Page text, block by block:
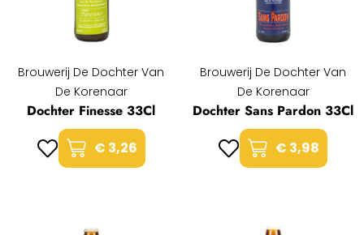
Brouwerij De Dochter Van
De Korenaar
Dochter Finesse 33Cl
€ 3,26
Brouwerij De Dochter Van
De Korenaar
Dochter Sans Pardon 33Cl
€ 3,98